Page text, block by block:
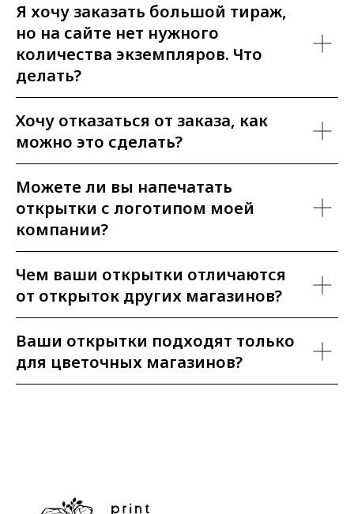
Я хочу заказать большой тираж,
но на сайте нет нужного
количества экземпляров. Что
делать?
Хочу отказаться от заказа, как
можно это сделать?
Можете ли вы напечатать
открытки с логотипом моей
компании?
Чем ваши открытки отличаются
от открыток других магазинов?
Ваши открытки подходят только
для цветочных магазинов?